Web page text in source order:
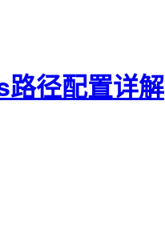
径配置详解